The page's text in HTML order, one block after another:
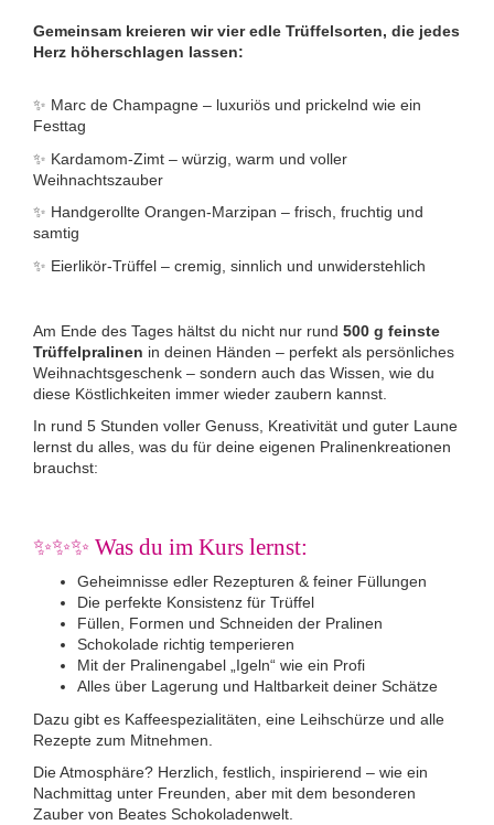
Gemeinsam kreieren wir vier edle Trüffelsorten, die jedes
Herz höherschlagen lassen:
✨ Marc de Champagne – luxuriös und prickelnd wie ein
Festtag
✨ Kardamom-Zimt – würzig, warm und voller
Weihnachtszauber
✨ Handgerollte Orangen-Marzipan – frisch, fruchtig und
samtig
✨ Eierlikör-Trüffel – cremig, sinnlich und unwiderstehlich
Am Ende des Tages hältst du nicht nur rund 500 g feinste
Trüffelpralinen in deinen Händen – perfekt als persönliches
Weihnachtsgeschenk – sondern auch das Wissen, wie du
diese Köstlichkeiten immer wieder zaubern kannst.
In rund 5 Stunden voller Genuss, Kreativität und guter Laune
lernst du alles, was du für deine eigenen Pralinenkreationen
brauchst:
✨✨✨ Was du im Kurs lernst:
Geheimnisse edler Rezepturen & feiner Füllungen
Die perfekte Konsistenz für Trüffel
Füllen, Formen und Schneiden der Pralinen
Schokolade richtig temperieren
Mit der Pralinengabel „Igeln“ wie ein Profi
Alles über Lagerung und Haltbarkeit deiner Schätze
Dazu gibt es Kaffeespezialitäten, eine Leihschürze und alle
Rezepte zum Mitnehmen.
Die Atmosphäre? Herzlich, festlich, inspirierend – wie ein
Nachmittag unter Freunden, aber mit dem besonderen
Zauber von Beates Schokoladenwelt.